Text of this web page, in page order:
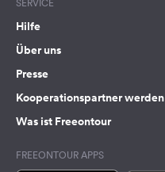
SERVICE
Hilfe
Über uns
Presse
Kooperationspartner werden
Was ist Freeontour
FREEONTOUR APPS